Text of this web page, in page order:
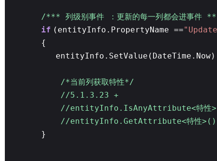
/*** 列级别事件 ：更新的每一列都会进事件
if (entityInfo.PropertyName ==
{
/*当前列获取特性*/
//5.1.3.23 +
//entityInfo.IsAnyAttribute<特性
//entityInfo.GetAttribute<特性>()
}